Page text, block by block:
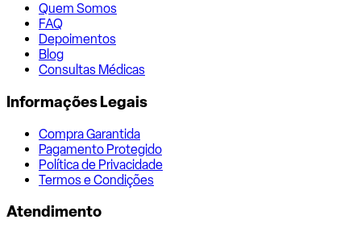
Quem Somos
FAQ
Depoimentos
Blog
Consultas Médicas
Informações Legais
Compra Garantida
Pagamento Protegido
Política de Privacidade
Termos e Condições
Atendimento